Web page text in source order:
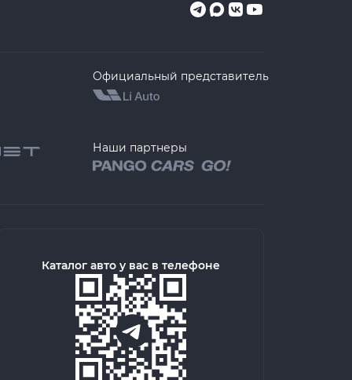
Официальный представитель
Наши партнеры
Каталог авто у вас в телефоне